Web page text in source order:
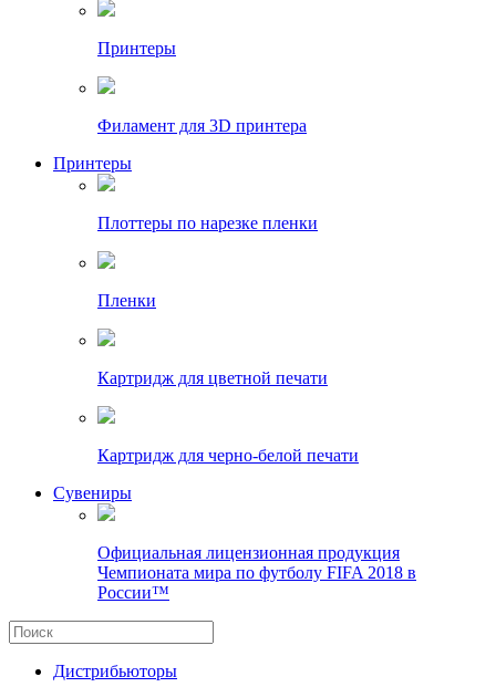
Принтеры
Филамент для 3D принтера
Принтеры
Плоттеры по нарезке пленки
Пленки
Картридж для цветной печати
Картридж для черно-белой печати
Сувениры
Официальная лицензионная продукция
Чемпионата мира по футболу FIFA 2018 в
России™
Дистрибьюторы